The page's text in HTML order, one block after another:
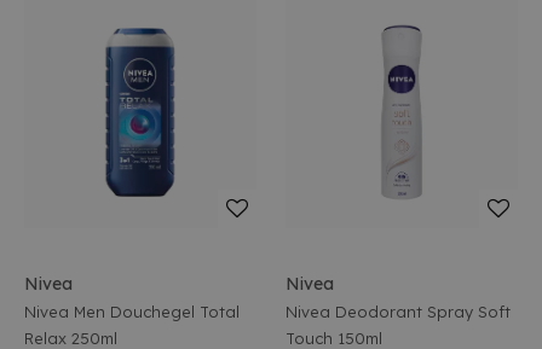
Nivea
Nivea Men Douchegel Total
Relax 250ml
Nivea
Nivea Deodorant Spray Soft
Touch 150ml